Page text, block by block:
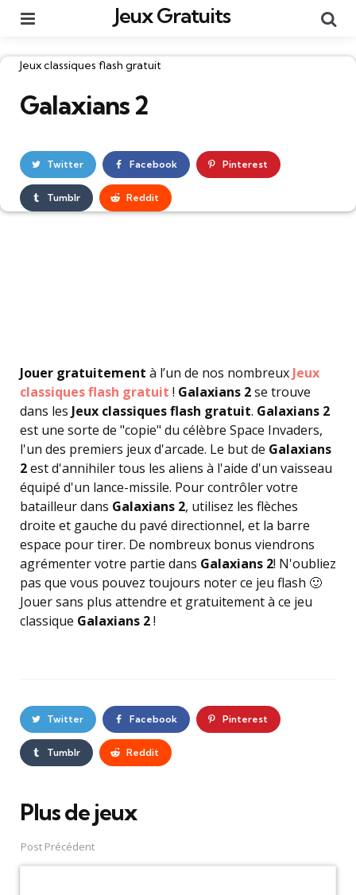
Jeux Gratuits
Catégories
Jeux classiques flash gratuit
Galaxians 2
Twitter Facebook Pinterest
Tumblr Reddit
Jouer gratuitement à l’un de nos nombreux Jeux
classiques flash gratuit ! Galaxians 2se trouve
dans les Jeux classiques flash gratuit. Galaxians 2
est une sorte de "copie" du célèbre Space Invaders,
l'un des premiers jeux d'arcade. Le but de Galaxians
2est d'annihiler tous les aliens à l'aide d'un vaisseau
équipé d'un lance-missile. Pour contrôler votre
batailleur dans Galaxians 2, utilisez les flèches
droite et gauche du pavé directionnel, et la barre
espace pour tirer. De nombreux bonus viendrons
agrémenter votre partie dans Galaxians 2! N'oubliez
pas que vous pouvez toujours noter ce jeu flash 🙂
Jouer sans plus attendre et gratuitement à ce jeu
classique Galaxians 2!
Twitter Facebook Pinterest
Tumblr Reddit
Plus de jeux
Post
navigation
Post Précédent